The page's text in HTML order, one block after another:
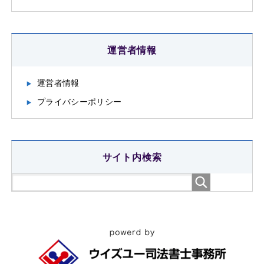
運営者情報
運営者情報
プライバシーポリシー
サイト内検索